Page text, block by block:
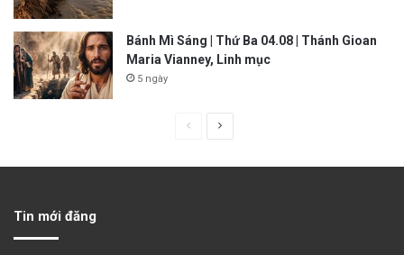
Bánh Mì Sáng | Thứ Ba 04.08 | Thánh Gioan
Maria Vianney, Linh mục
5 ngày
Tin mới đăng